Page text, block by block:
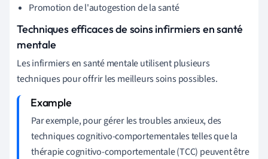
Promotion de l'autogestion de la santé
Techniques efficaces de soins infirmiers en santé
mentale
Les infirmiers en santé mentale utilisent plusieurs
techniques pour offrir les meilleurs soins possibles.
Par exemple, pour gérer les troubles anxieux, des
techniques cognitivo-comportementales telles que la
thérapie cognitivo-comportementale (TCC) peuvent être